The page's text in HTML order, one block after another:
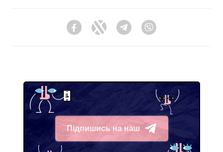
FacebookTwitter Telegram
Підпишись на наш
Telegram